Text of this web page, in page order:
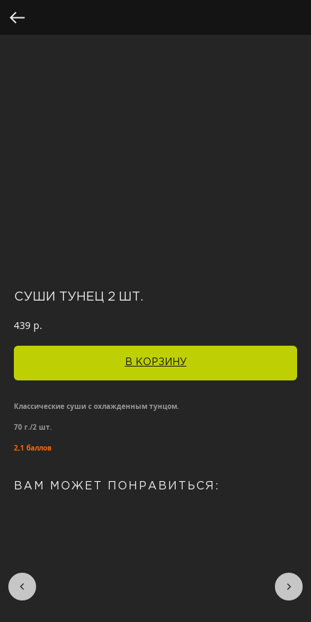
СУШИ ТУНЕЦ 2 ШТ.
439 р.
В КОРЗИНУ
Классические суши с охлажденным тунцом.
70 г./2 шт.
2,1 баллов
ВАМ МОЖЕТ ПОНРАВИТЬСЯ: